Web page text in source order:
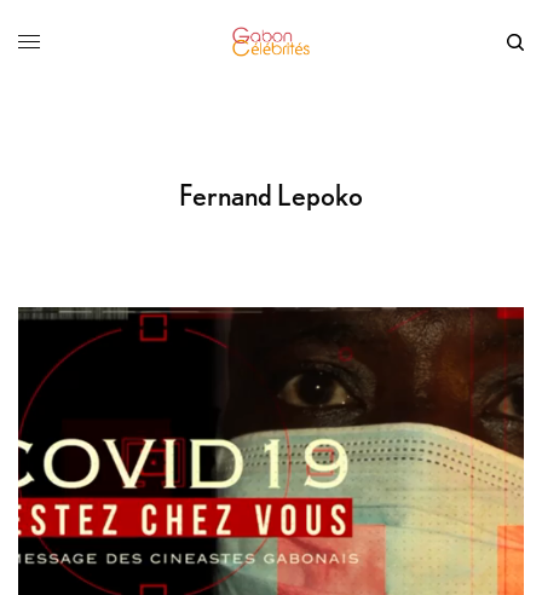
Fernand Lepoko